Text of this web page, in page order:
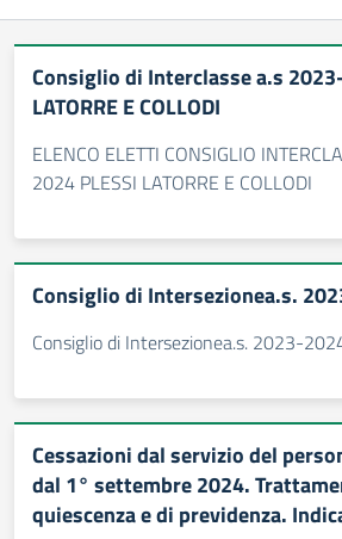
Consiglio di Interclasse a.s
LATORRE E COLLODI
ELENCO ELETTI CONSIGLIO
2024 PLESSI LATORRE E COLLODI
Consiglio di Intersezionea.s.
Consiglio di Intersezionea.s. 2023-
Cessazioni dal servizio del
dal 1° settembre 2024.
quiescenza e di previdenza.